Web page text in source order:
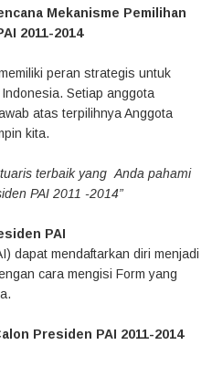
Mekanisme Pemilihan
2011-2014
peran strategis untuk
Setiap anggota
atas terpilihnya Anggota
kita.
terbaik yang Anda pahami
PAI 2011 -2014”
PAI
dapat mendaftarkan diri menjadi
cara mengisi Form yang
Presiden PAI 2011-2014